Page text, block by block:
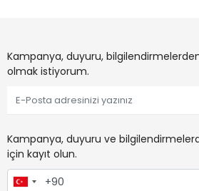
Kampanya, duyuru,
olmak istiyorum.
Kampanya, duyuru ve
için kayıt olun.